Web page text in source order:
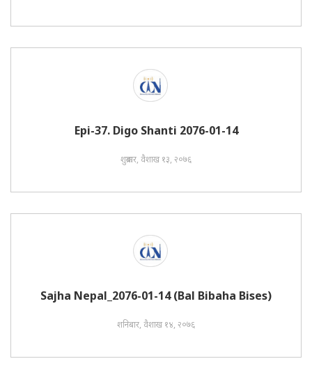
Epi-37. Digo Shanti 2076-01-14
शुक्रबार, वैशाख १३, २०७६
Sajha Nepal_2076-01-14 (Bal Bibaha Bises)
शनिबार, वैशाख १४, २०७६